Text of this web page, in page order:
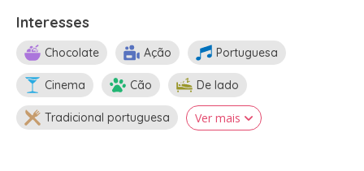
Interesses
Chocolate Ação Portuguesa
Cinema Cão De lado
Tradicional portuguesa Ver mais